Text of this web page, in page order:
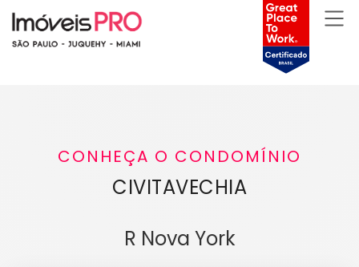
CONHEÇA O CONDOMÍNIO
CIVITAVECHIA
R Nova York